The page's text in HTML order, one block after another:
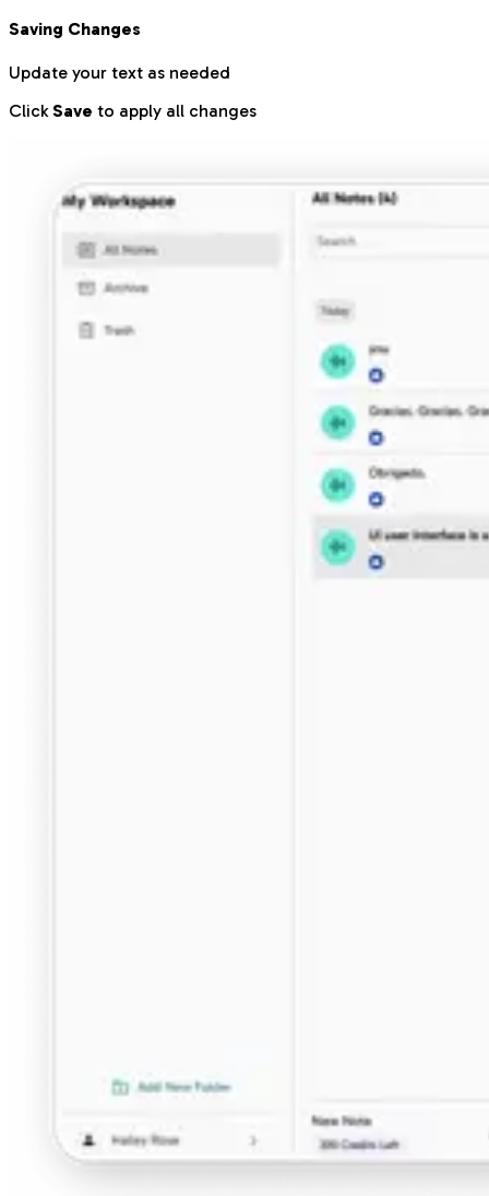
Saving Changes
Update your text as needed
ClickSave to apply all changes